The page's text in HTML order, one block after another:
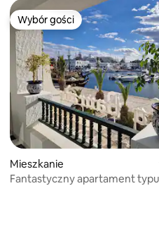
4,76 na 5, liczba recenzji: 55
Wybór gości
Wybór gości
Mieszkanie
Fantastyczny apartament